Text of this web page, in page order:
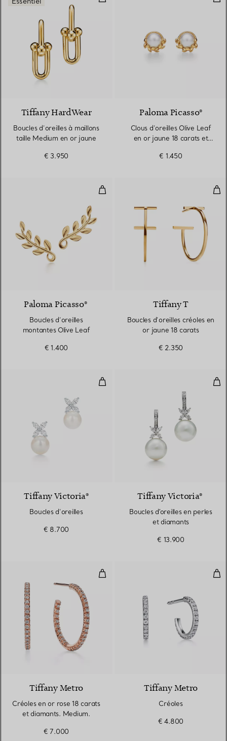
Tiffany HardWear
Boucles d’oreilles à maillons
taille Medium en or jaune
€ 3.950
Paloma Picasso®
Clous d’oreilles Olive Leaf
en or jaune 18 carats et
€ 1.450
Boucles d’oreilles montantes
Paloma Picasso®
Boucles d’oreilles
montantes Olive Leaf
€ 1.400
Tiffany T
Boucles d’oreilles créoles en
or jaune 18 carats
€ 2.350
Boucles d’oreilles
Tiffany Victoria®
Boucles d’oreilles
€ 8.700
Tiffany Victoria®
Boucles d′oreilles en perles
et diamants
€ 13.900
Créoles en or rose 18 carats et
Tiffany Metro
Créoles en or rose 18 carats
et diamants. Medium.
€ 7.000
Tiffany Metro
Créoles
€ 4.800